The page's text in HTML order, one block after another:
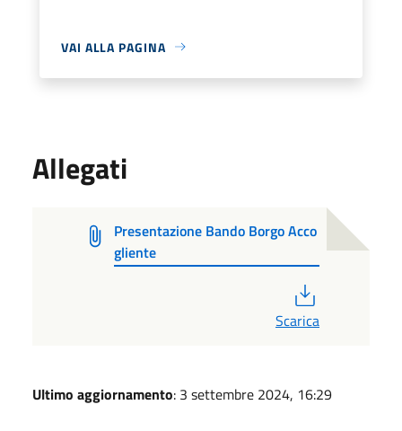
VAI ALLA PAGINA
Allegati
Presentazione Bando Borgo Acco
gliente
Scarica
Ultimo aggiornamento: 3 settembre 2024, 16:29